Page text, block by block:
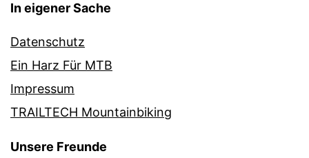
In eigener Sache
Datenschutz
Ein Harz Für MTB
Impressum
TRAILTECH Mountainbiking
Unsere Freunde